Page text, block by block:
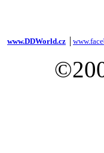
www.DDWorld.cz